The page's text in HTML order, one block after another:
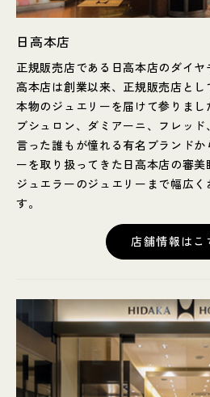
日高本店
正規販売店である日高本店のダイ
高本店は創業以来、正規販売店とし
本物のジュエリーを届けて参りま
ブシュロン、ダミアーニ、フレッ
言った誰もが憧れる有名ブランドか
ーを取り扱ってきた日高本店の審
ジュエラーのジュエリーまで幅広
す。
店舗情報はこ